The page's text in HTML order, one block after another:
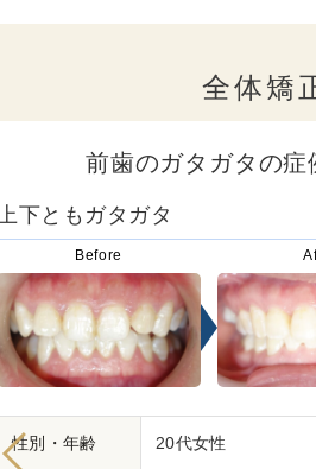
全体矯
前歯のガタガタの症
下ともガタガタ
Before
性別・年齢 20代女性